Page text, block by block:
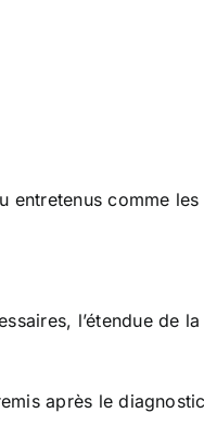
entretenus comme
l’étendue de
après le